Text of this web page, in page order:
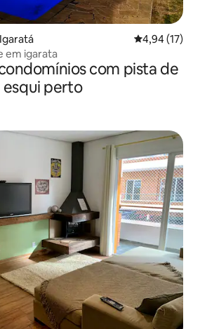
4,94 de uma
4,94 (17)
em igarata
com pista de
esqui perto